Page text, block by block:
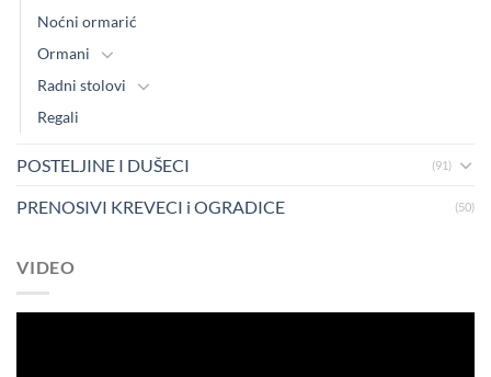
Noćni ormarić
Ormani
Radni stolovi
Regali
POSTELJINE I DUŠECI (91)
PRENOSIVI KREVECI i OGRADICE (50)
VIDEO